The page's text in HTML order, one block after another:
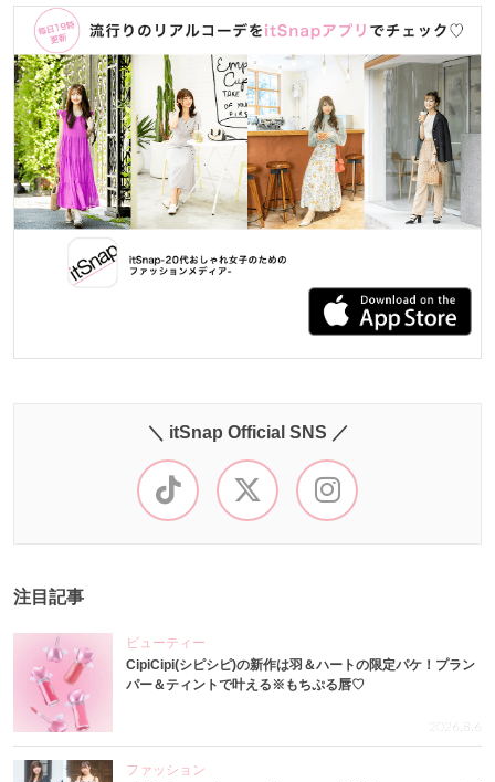
＼ itSnap Official SNS ／
注目記事
ビューティー
CipiCipi(シピシピ)の新作は羽＆ハートの限定パケ！プラン
パー＆ティントで叶える※もちぷる唇♡
2026.8.6
ファッション